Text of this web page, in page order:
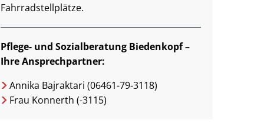
Fahrradstellplätze.
Pflege- und Sozialberatung Biedenkopf –
Ihre Ansprechpartner:
Annika Bajraktari (06461-79-3118)
Frau Konnerth (-3115)